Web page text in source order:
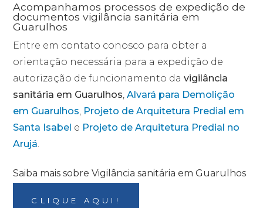
Acompanhamos processos de expedição de
documentos vigilância sanitária em
Guarulhos
Entre em contato conosco para obter a
orientação necessária para a expedição de
autorização de funcionamento davigilância
sanitária em Guarulhos,Alvará para Demolição
em Guarulhos, Projeto de Arquitetura Predial em
Santa Isabel e Projeto de Arquitetura Predial no
Arujá.
Saiba mais sobre Vigilância sanitária em Guarulhos
CLIQUE AQUI!